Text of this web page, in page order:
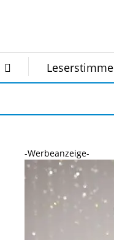
Leserstimme
-Werbeanzeige-